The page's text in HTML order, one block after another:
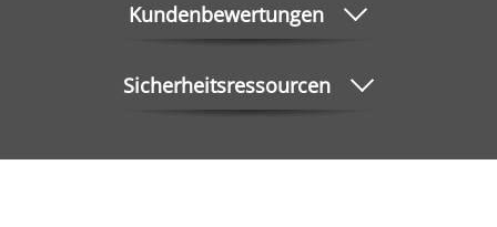
Kundenbewertungen
Sicherheitsressourcen